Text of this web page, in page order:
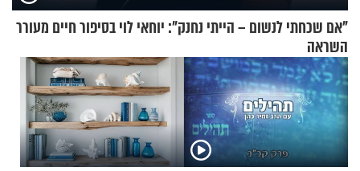
"אם שכחתי לנשום – הייתי נחנק": יוחאי לוי בסיפור חיים מעורר
השראה